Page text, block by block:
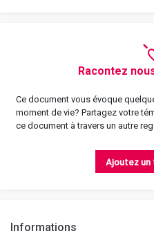
Informations
Racontez
Ce document vous évoque
moment de vie? Partagez votre
ce document à travers un autre
Ajoutez un